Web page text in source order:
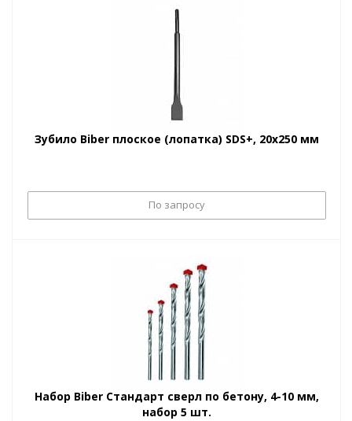
Зубило Biber плоское (лопатка) SDS+, 20х250 мм
По запросу
Набор Biber Стандарт сверл по бетону, 4-10 мм,
набор 5 шт.